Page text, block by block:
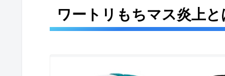
ワートリもちマス炎上と